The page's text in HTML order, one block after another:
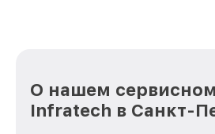
О нашем
Infratech в Санкт-